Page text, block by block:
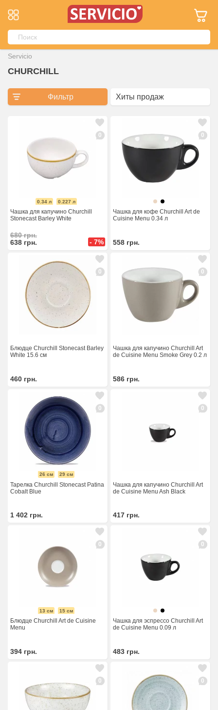
Servicio
CHURCHILL
Фильтр
0
0.34 л 0.227 л
Чашка для капучино Churchill
Stonecast Barley White
680грн.
638 грн. - 7%
0
Чашка для кофе Churchill Art de
Cuisine Menu 0.34 л
558 грн.
0
Блюдце Churchill Stonecast Barley
White 15.6 см
460 грн.
0
Чашка для капучино Churchill Art
de Cuisine Menu Smoke Grey 0.2 л
586 грн.
0
26 см 29 см
Тарелка Churchill Stonecast Patina
Cobalt Blue
1 402 грн.
0
Чашка для капучино Churchill Art
de Cuisine Menu Ash Black
417 грн.
0
13 см 15 см
Блюдце Churchill Art de Cuisine
Menu
394 грн.
0
Чашка для эспрессо Churchill Art
de Cuisine Menu 0.09 л
483 грн.
0 0